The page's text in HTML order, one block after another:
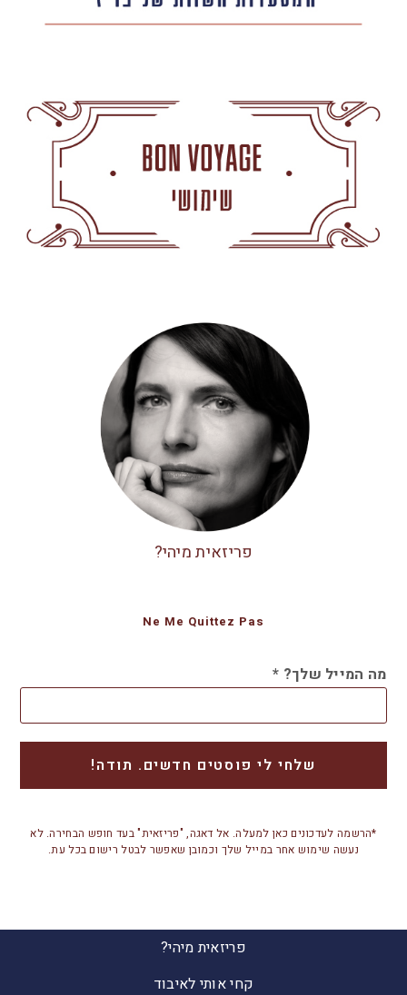
פריזאית מיהי?
Ne Me Quittez Pas
מה המייל שלך? *
*הרשמה לעדכונים כאן למעלה. אל דאגה, "פריזאית" בעד חופש הבחירה. לא
נעשה שימוש אחר במייל שלך וכמובן שאפשר לבטל רישום בכל עת.
פריזאית מיהי?
קחי אותי לאיבוד